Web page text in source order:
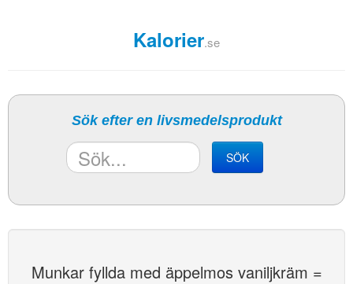
Kalorier.se
Sök efter en livsmedelsprodukt
SÖK
Munkar fyllda med äppelmos vaniljkräm =